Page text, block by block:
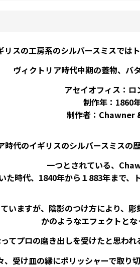
スの工房系のシルバースミスで
ヴィクトリア時代中期の蓋物、バ
アセイオフィス：ロ
制作年：1860
制作者：Chawner
時代のイギリスのシルバースミスの
一つとされている、
時代、1840年から１883年まで
いますが、陰影のつけ方により、
かのようなエフェクトとな
てプロの磨き出しを受けたと思われ
、受け皿の縁にポリッシャーで取り